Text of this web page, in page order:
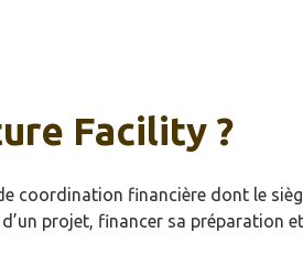
Facility ?
coordination financière dont le
projet, financer sa préparation